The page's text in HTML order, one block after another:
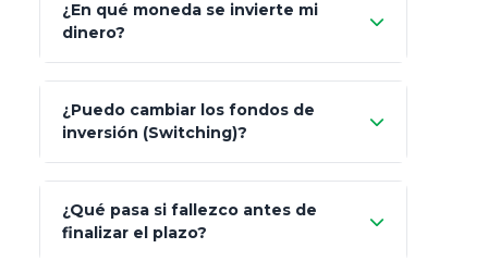
¿En qué moneda se invierte mi
dinero?
inflación), Dólares o Euros
¿Puedo cambiar los fondos de
inversión (Switching)?
"Switching" (cambio de fondos)
¿Qué pasa si fallezco antes de
finalizar el plazo?